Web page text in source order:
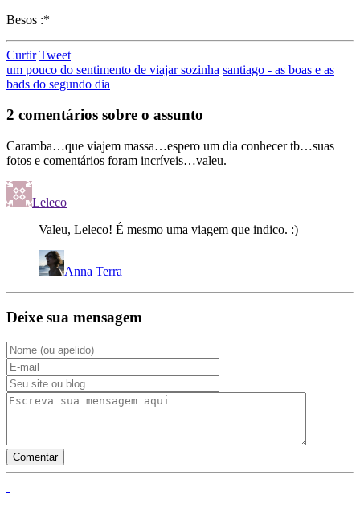
Besos :*
Curtir Tweet
um pouco do sentimento de viajar sozinha santiago - as boas e as
bads do segundo dia
2 comentários sobre o assunto
Caramba…que viajem massa…espero um dia conhecer tb…suas
fotos e comentários foram incríveis…valeu.
Leleco
Valeu, Leleco! É mesmo uma viagem que indico. :)
Anna Terra
Deixe sua mensagem